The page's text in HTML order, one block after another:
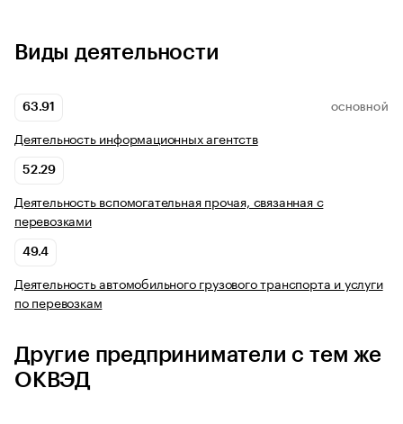
Виды деятельности
63.91 ОСНОВНОЙ
Деятельность информационных агентств
52.29
Деятельность вспомогательная прочая, связанная с
перевозками
49.4
Деятельность автомобильного грузового транспорта и услуги
по перевозкам
Другие предприниматели с тем же
ОКВЭД